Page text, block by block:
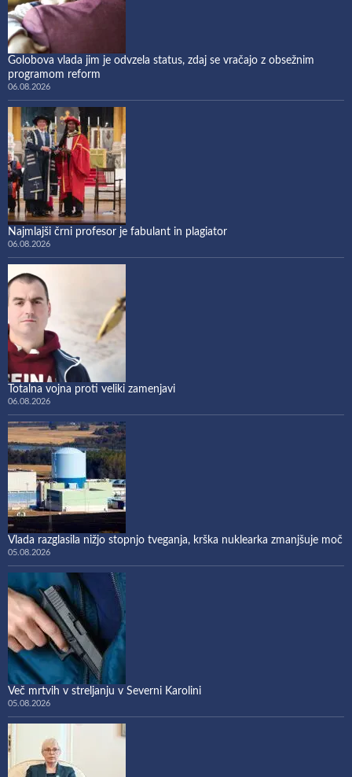
Golobova vlada jim je odvzela status, zdaj se vračajo z obsežnim
programom reform
06.08.2026
Najmlajši črni profesor je fabulant in plagiator
06.08.2026
Totalna vojna proti veliki zamenjavi
06.08.2026
Vlada razglasila nižjo stopnjo tveganja, krška nuklearka zmanjšuje moč
05.08.2026
Več mrtvih v streljanju v Severni Karolini
05.08.2026